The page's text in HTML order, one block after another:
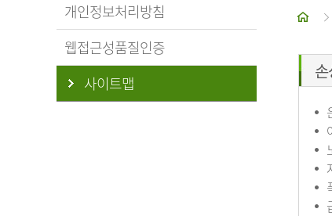
개인정보처리방침
웹접근성품질인증
사이트맵
홈